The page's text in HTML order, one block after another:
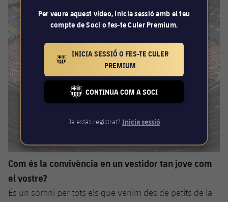
Per veure aquest vídeo, inicia sessió amb el teu
compte de Soci o fes-te Culer Premium.
BARCELONA BADGE GOLD
INICIA SESSIÓ O FES-TE CULER
PREMIUM
FC BARCELONA CLUB BADGE
CONTINUA COM A SOCI
Ja estàs registrat? Inicia sessió
Com és la convivència en un vestidor tan jove com
el vostre?
És un somni per tots els que venim des de petits de la